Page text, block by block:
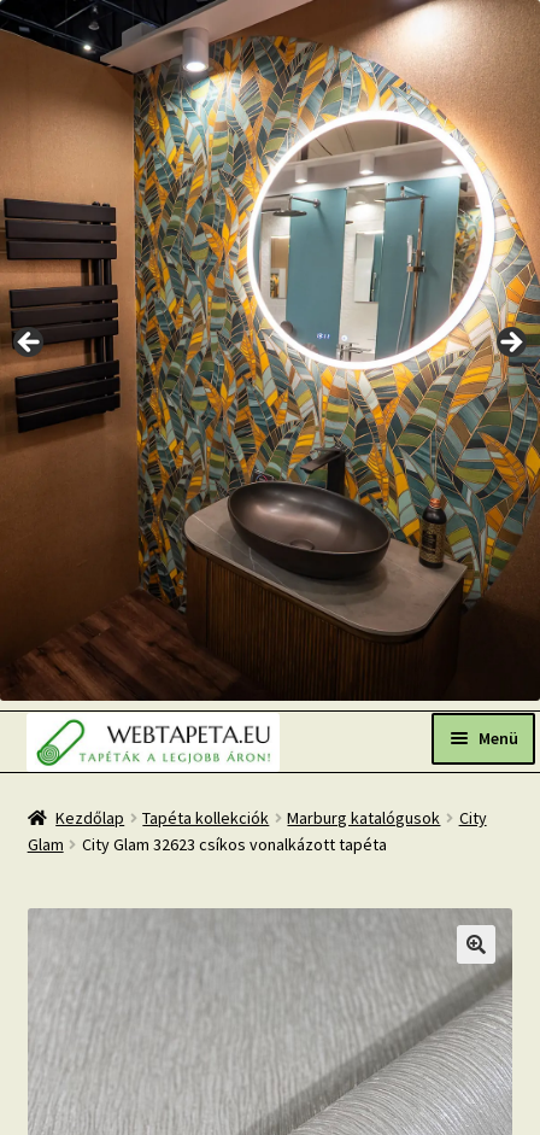
Ugrás
a
navigációhoz
Kilépés
a
tartalomba Menü
Népszerű tapéták
Mi az a fotótapéta?
Beton hatású tapéták
Kezdőlap Tapéta kollekciók Marburg katalógusok
City
Glam
City Glam 32623 csíkos vonalkázott tapéta